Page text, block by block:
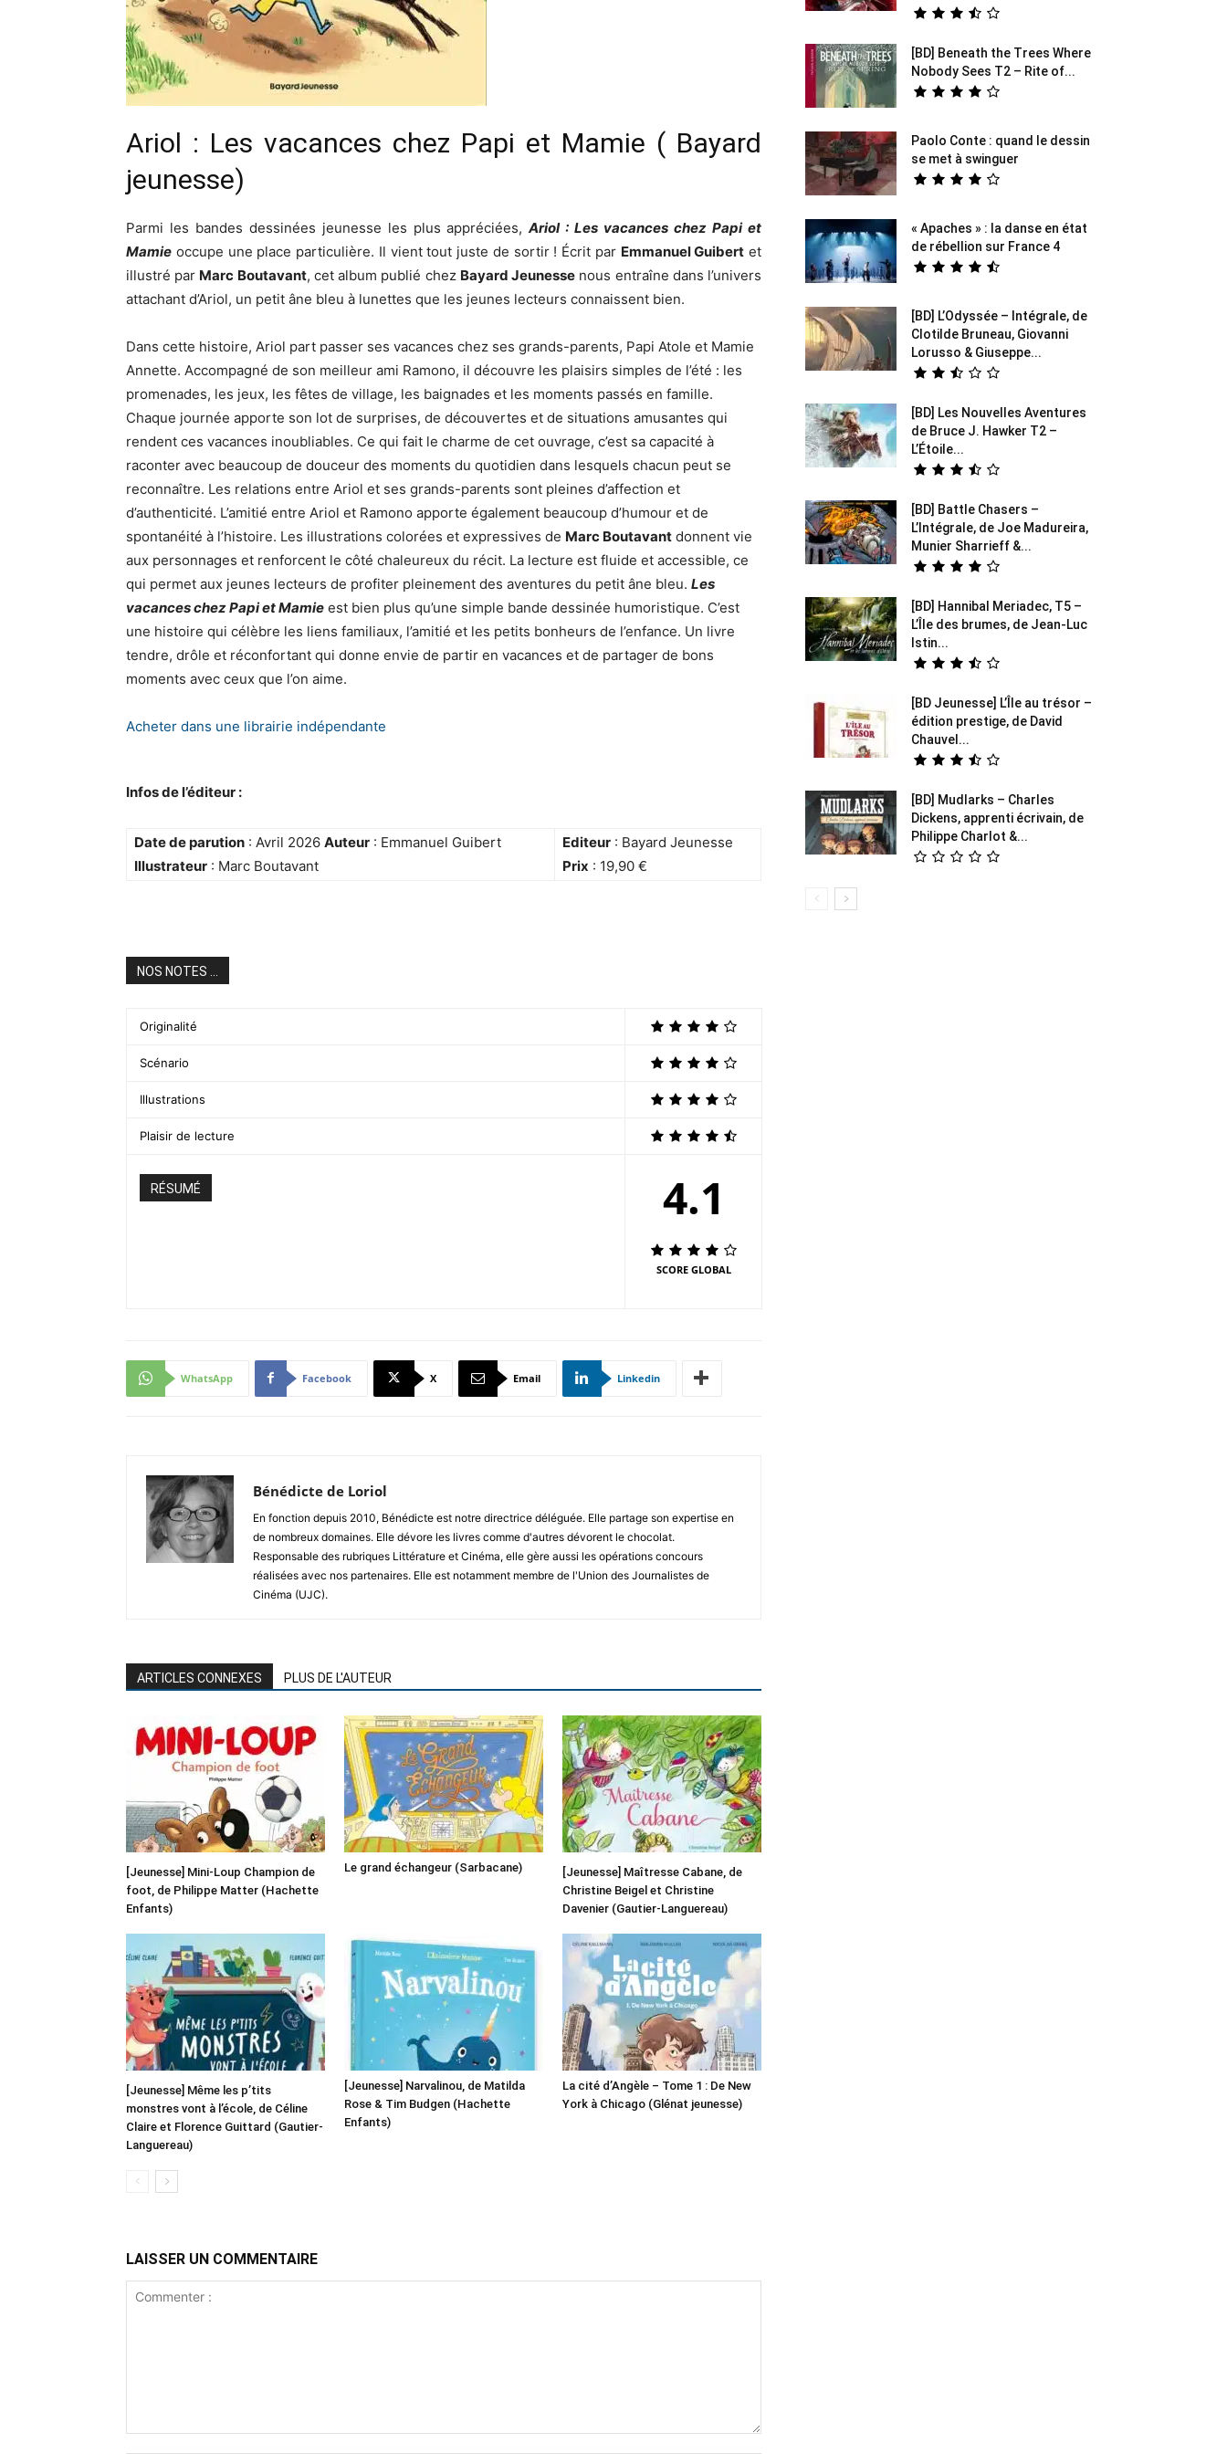
Ariol : Les vacances chez Papi et Mamie ( Bayard
jeunesse)
Parmi les bandes dessinées jeunesse les plus appréciées,Ariol : Les vacances chez Papi et
Mamie occupe une place particulière. Il vient tout juste de sortir ! Écrit par Emmanuel Guibert et
illustré par Marc Boutavant, cet album publié chez Bayard Jeunesse nous entraîne dans l’univers
attachant d’Ariol, un petit âne bleu à lunettes que les jeunes lecteurs connaissent bien.
Dans cette histoire, Ariol part passer ses vacances chez ses grands-parents, Papi Atole et Mamie
Annette. Accompagné de son meilleur ami Ramono, il découvre les plaisirs simples de l’été : les
promenades, les jeux, les fêtes de village, les baignades et les moments passés en famille.
Chaque journée apporte son lot de surprises, de découvertes et de situations amusantes qui
rendent ces vacances inoubliables. Ce qui fait le charme de cet ouvrage, c’est sa capacité à
raconter avec beaucoup de douceur des moments du quotidien dans lesquels chacun peut se
reconnaître. Les relations entre Ariol et ses grands-parents sont pleines d’affection et
d’authenticité. L’amitié entre Ariol et Ramono apporte également beaucoup d’humour et de
spontanéité à l’histoire. Les illustrations colorées et expressives de Marc Boutavant donnent vie
aux personnages et renforcent le côté chaleureux du récit. La lecture est fluide et accessible, ce
qui permet aux jeunes lecteurs de profiter pleinement des aventures du petit âne bleu. Les
vacances chez Papi et Mamie est bien plus qu’une simple bande dessinée humoristique. C’est
une histoire qui célèbre les liens familiaux, l’amitié et les petits bonheurs de l’enfance. Un livre
tendre, drôle et réconfortant qui donne envie de partir en vacances et de partager de bons
moments avec ceux que l’on aime.
Acheter dans une librairie indépendante
Infos de l’éditeur :
Date de parution : Avril 2026 Auteur : Emmanuel Guibert
Illustrateur : Marc Boutavant
Editeur : Bayard Jeunesse
Prix : 19,90 €
NOS NOTES ...
Originalité
Scénario
Illustrations
Plaisir de lecture
RÉSUMÉ 4.1
SCORE GLOBAL
WhatsApp Facebook X Email Linkedin
Bénédicte de Loriol
En fonction depuis 2010, Bénédicte est notre directrice déléguée. Elle partage son expertise en
de nombreux domaines. Elle dévore les livres comme d'autres dévorent le chocolat.
Responsable des rubriques Littérature et Cinéma, elle gère aussi les opérations concours
réalisées avec nos partenaires. Elle est notamment membre de l'Union des Journalistes de
Cinéma (UJC).
ARTICLES CONNEXES PLUS DE L'AUTEUR
[Jeunesse] Mini-Loup Champion de
foot, de Philippe Matter (Hachette
Enfants)
Le grand échangeur (Sarbacane)
[Jeunesse] Maîtresse Cabane, de
Christine Beigel et Christine
Davenier (Gautier-Languereau)
[Jeunesse] Même les p’tits
monstres vont à l’école, de Céline
Claire et Florence Guittard (Gautier-
Languereau)
[Jeunesse] Narvalinou, de Matilda
Rose & Tim Budgen (Hachette
Enfants)
La cité d’Angèle – Tome 1 : De New
York à Chicago (Glénat jeunesse)
LAISSER UN COMMENTAIRE
[BD] Beneath the Trees Where
Nobody Sees T2 – Rite of...
Paolo Conte : quand le dessin
se met à swinguer
« Apaches » : la danse en état
de rébellion sur France 4
[BD] L’Odyssée – Intégrale, de
Clotilde Bruneau, Giovanni
Lorusso & Giuseppe...
[BD] Les Nouvelles Aventures
de Bruce J. Hawker T2 –
L’Étoile...
[BD] Battle Chasers –
L’Intégrale, de Joe Madureira,
Munier Sharrieff &...
[BD] Hannibal Meriadec, T5 –
L’Île des brumes, de Jean-Luc
Istin...
[BD Jeunesse] L’Île au trésor –
édition prestige, de David
Chauvel...
[BD] Mudlarks – Charles
Dickens, apprenti écrivain, de
Philippe Charlot &...